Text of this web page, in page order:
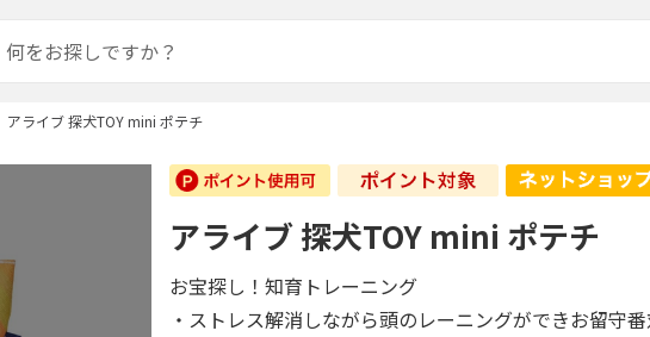
アライブ 探犬TOY mini ポテチ
アライブ 探犬TOY mini ポテチ
お宝探し！知育トレーニング
・ストレス解消しながら頭のレーニングができお留守